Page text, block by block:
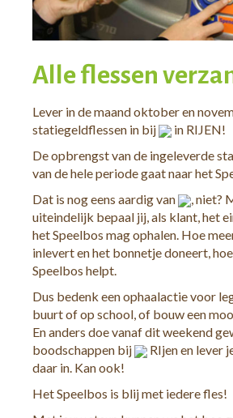
Alle flessen
Lever in de maand oktober en
statiegeldflessen in bij
in RIJEN!
De opbrengst van de ingeleverde
van de hele periode gaat naar het
Dat is nog eens aardig van
, niet?
uiteindelijk bepaal jij, als klant, het
het Speelbos mag ophalen. Hoe
inlevert en het bonnetje doneert,
Speelbos helpt.
Dus bedenk een ophaalactie voor
buurt of op school, of bouw een
En anders doe vanaf dit weekend
boodschappen bij
RIjen en lever
daar in. Kan ook!
Het Speelbos is blij met iedere fles!